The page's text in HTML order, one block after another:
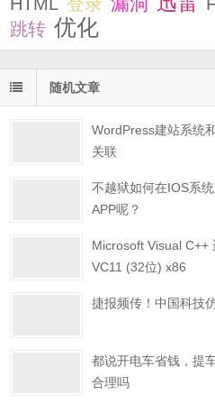
跳转 优化
随机文章
WordPress建站系统
关联
不越狱如何在IOS系
APP呢？
Microsoft Visual C++
VC11 (32位) x86
捷报频传！中国科技
都说开电车省钱，提
合理吗